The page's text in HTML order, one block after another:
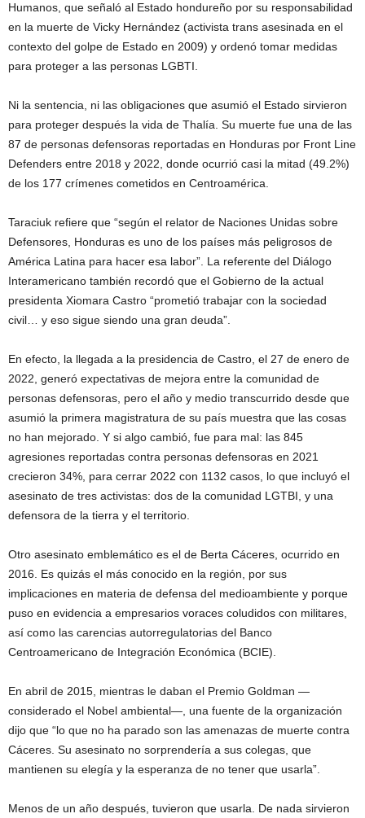
Humanos, que señaló al Estado hondureño por su responsabilidad
en la muerte de Vicky Hernández (activista trans asesinada en el
contexto del golpe de Estado en 2009) y ordenó tomar medidas
para proteger a las personas LGBTI.
Ni la sentencia, ni las obligaciones que asumió el Estado sirvieron
para proteger después la vida de Thalía. Su muerte fue una de las
87 de personas defensoras reportadas en Honduras por Front Line
Defenders entre 2018 y 2022, donde ocurrió casi la mitad (49.2%)
de los 177 crímenes cometidos en Centroamérica.
Taraciuk refiere que “según el relator de Naciones Unidas sobre
Defensores, Honduras es uno de los países más peligrosos de
América Latina para hacer esa labor”. La referente del Diálogo
Interamericano también recordó que el Gobierno de la actual
presidenta Xiomara Castro “prometió trabajar con la sociedad
civil… y eso sigue siendo una gran deuda”.
En efecto, la llegada a la presidencia de Castro, el 27 de enero de
2022, generó expectativas de mejora entre la comunidad de
personas defensoras, pero el año y medio transcurrido desde que
asumió la primera magistratura de su país muestra que las cosas
no han mejorado. Y si algo cambió, fue para mal: las 845
agresiones reportadas contra personas defensoras en 2021
crecieron 34%, para cerrar 2022 con 1132 casos, lo que incluyó el
asesinato de tres activistas: dos de la comunidad LGTBI, y una
defensora de la tierra y el territorio.
Otro asesinato emblemático es el de Berta Cáceres, ocurrido en
2016. Es quizás el más conocido en la región, por sus
implicaciones en materia de defensa del medioambiente y porque
puso en evidencia a empresarios voraces coludidos con militares,
así como las carencias autorregulatorias del Banco
Centroamericano de Integración Económica (BCIE).
En abril de 2015, mientras le daban el Premio Goldman —
considerado el Nobel ambiental—, una fuente de la organización
dijo que “lo que no ha parado son las amenazas de muerte contra
Cáceres. Su asesinato no sorprendería a sus colegas, que
mantienen su elegía y la esperanza de no tener que usarla”.
Menos de un año después, tuvieron que usarla. De nada sirvieron